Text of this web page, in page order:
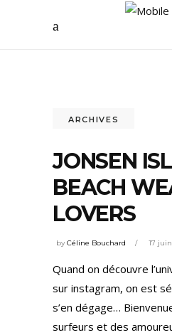
ARCHIVES
JONSEN
BEACH
LOVERS
byCéline Bouchard 17
Quand on découvre
sur instagram, on est
s’en dégage…
surfeurs et des